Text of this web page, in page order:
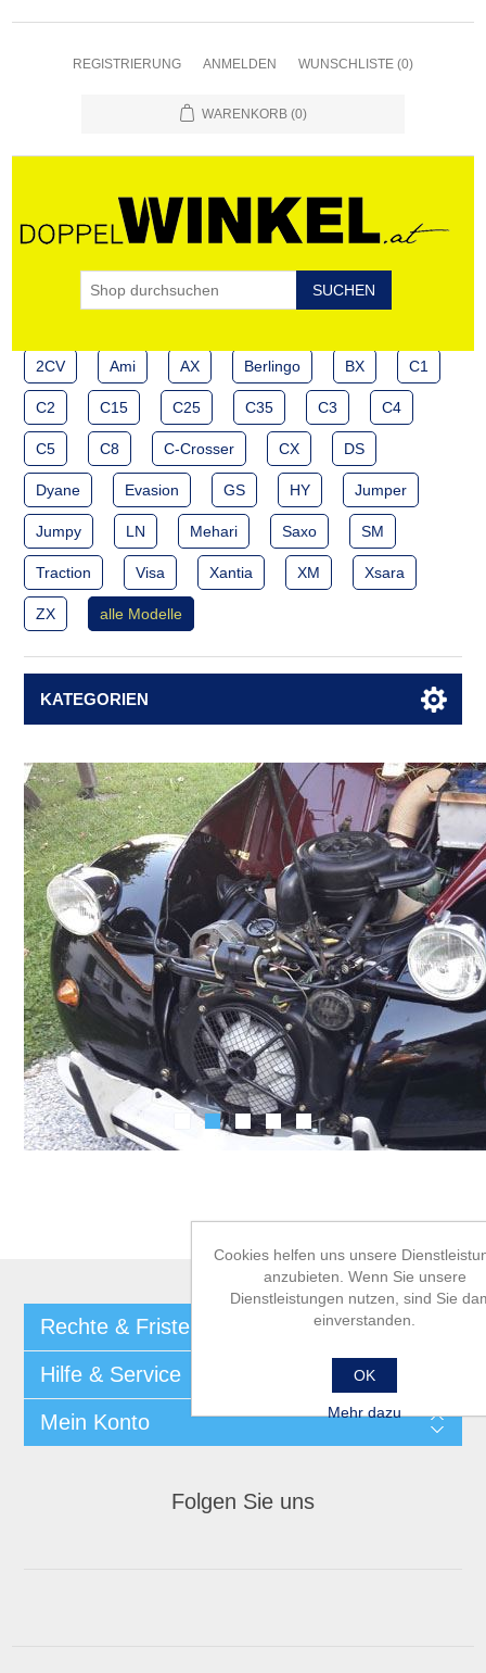
REGISTRIERUNG ANMELDEN WUNSCHLISTE (0)
WARENKORB (0)
2CV Ami AX Berlingo BX C1
C2 C15 C25 C35 C3 C4
C5 C8 C-Crosser CX DS
Dyane Evasion GS HY Jumper
Jumpy LN Mehari Saxo SM
Traction Visa Xantia XM Xsara
ZX alle Modelle
KATEGORIEN
Rechte & Fristen
Hilfe & Service
Mein Konto
Folgen Sie uns
Cookies helfen uns unsere
anzubieten. Wenn Sie unsere
Dienstleistungen nutzen, sind Sie
einverstanden.
OK
Mehr dazu